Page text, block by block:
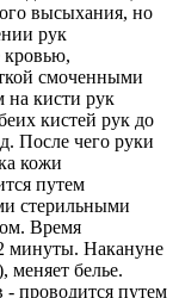
высыхания, но
рук
кровью,
смоченными
на кисти рук
кистей рук до
После чего руки
кожи
путем
стерильными
Время
минуты. Накануне
белье.
проводится путем